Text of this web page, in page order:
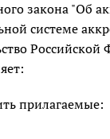
закона "Об
системе
Российской
прилагаемые: